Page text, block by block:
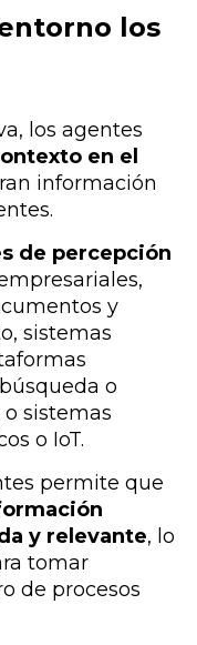
los
los agentes
en el
información
de percepción
presaria les,
ntos y
sistemas
aformas
a o
sistemas
o IoT.
permite que
y relevante, lo
tomar
de procesos